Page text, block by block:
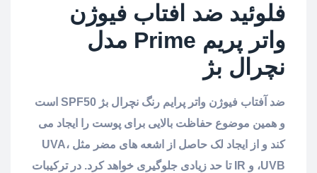
فلوئید ضد افتاب فیوژن
واتر پریم
مدل
نچرال بژ
ضد آفتاب فیوژن واتر پرایم رنگ نچرال بژ SPF50 است
و همین موضوع حفاظت بالایی برای پوست را ایجاد می
کند و از ایجاد لک حاصل از اشعه های مضر مثل UVA،
UVB، و IR تا حد زیادی جلوگیری خواهد کرد. در ترکیبات